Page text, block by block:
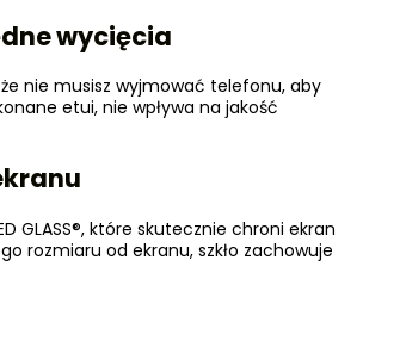
wycięcia
nie musisz wyjmować telefonu, aby
etui, nie wpływa na jakość
GLASS®, które skutecznie chroni ekran
rozmiaru od ekranu, szkło zachowuje